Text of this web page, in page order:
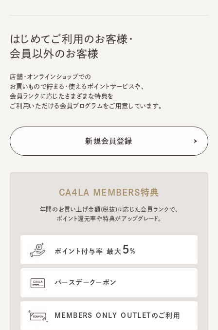
はじめてご利用のお客様・
会員以外のお客様
店舗・オンラインショップでの
お買いもので貯まる・使えるポイントサービスや、
会員ランクに応じたさまざまな特典を
ご利用いただける会員プログラムをご用意しています。
CA4LA MEMBERS特典
年間のお買い上げ金額(税抜)に応じた会員ランクで、
ポイント還元率や特典がアップグレード。
ポイント付与率 最大 5%
バースデークーポン
MEMBERS ONLY OUTLETのご利用